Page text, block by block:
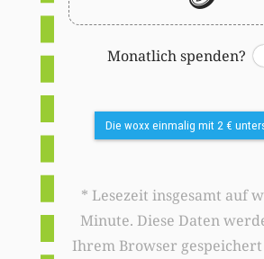
Monatlich spenden?
Switch
Die woxx einmalig mit 2 €
* Lesezeit insgesamt auf
Minute. Diese Daten
Ihrem Browser